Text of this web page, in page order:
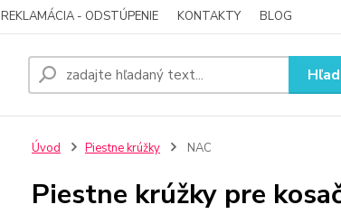
REKLAMÁCIA - ODSTÚPENIE KONTAKTY BLOG
Úvod Piestne krúžky NAC
Piestne krúžky pre